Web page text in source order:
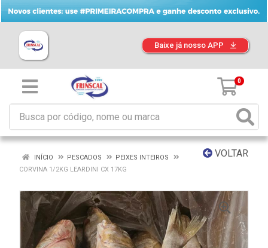
Baixe já nosso APP
0
VOLTAR
INÍCIO PESCADOS
PEIXES INTEIROS
CORVINA 1/2KG LEARDINI CX 17KG